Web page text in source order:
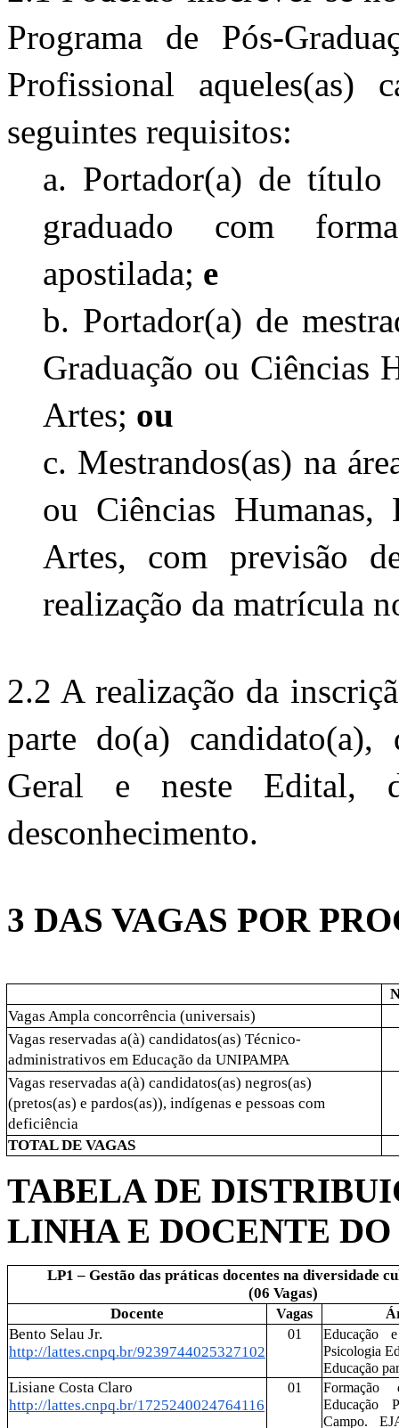
Programa de Pós-
Profissional aqueles(as)
seguintes requisitos:
a. Portador(a) de título
graduado com
apostilada; e
b. Portador(a) de
Graduação ou Ciências
Artes; ou
c. Mestrandos(as) na
ou Ciências
Artes, com previsão
realização da matrícula
2.2 A realização da
parte do(a)
Geral e neste Edital,
desconhecimento.
3 DAS VAGAS POR
Vagas Ampla concorrência (universais)
Vagas reservadas a(à) candidatos(as) Técnico-
administrativos em Educação da UNIPAMPA
Vagas reservadas a(à) candidatos(as) negros(as)
(pretos(as) e pardos(as)), indígenas e pessoas com
deficiência
TOTAL DE VAGAS
TABELA DE
LINHA E DOCENTE
LP1 – Gestão das práticas docentes na diversidade
(06 Vagas)
Docente
Vagas
Bento Selau Jr.
http://lattes.cnpq.br/9239744025327102
01
Educação
Psicologia
Educação
Lisiane Costa Claro
http://lattes.cnpq.br/1725240024764116
01
Educação
Campo.